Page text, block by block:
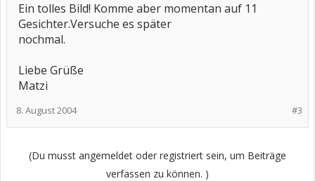
Ein tolles Bild! Komme aber momentan auf 11
Gesichter.Versuche es später
nochmal.
Liebe Grüße
Matzi
#3
8. August 2004
(Du musst angemeldet oder registriert sein, um Beiträge
verfassen zu können. )